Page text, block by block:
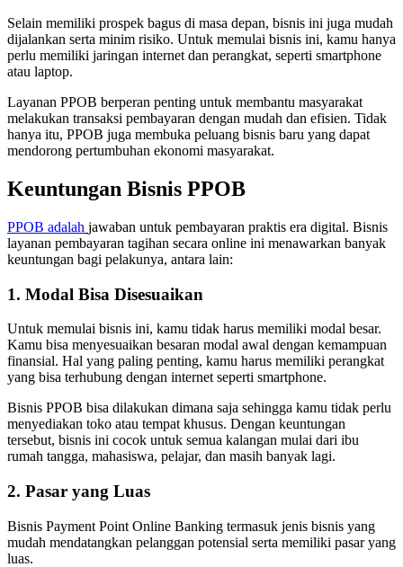
Selain memiliki prospek bagus di masa depan, bisnis ini juga mudah
dijalankan serta minim risiko. Untuk memulai bisnis ini, kamu hanya
perlu memiliki jaringan internet dan perangkat, seperti smartphone
atau laptop.
Layanan PPOB berperan penting untuk membantu masyarakat
melakukan transaksi pembayaran dengan mudah dan efisien. Tidak
hanya itu, PPOB juga membuka peluang bisnis baru yang dapat
mendorong pertumbuhan ekonomi masyarakat.
Keuntungan Bisnis PPOB
PPOB adalah jawaban untuk pembayaran praktis era digital. Bisnis
layanan pembayaran tagihan secara online ini menawarkan banyak
keuntungan bagi pelakunya, antara lain:
1. Modal Bisa Disesuaikan
Untuk memulai bisnis ini, kamu tidak harus memiliki modal besar.
Kamu bisa menyesuaikan besaran modal awal dengan kemampuan
finansial. Hal yang paling penting, kamu harus memiliki perangkat
yang bisa terhubung dengan internet seperti smartphone.
Bisnis PPOB bisa dilakukan dimana saja sehingga kamu tidak perlu
menyediakan toko atau tempat khusus. Dengan keuntungan
tersebut, bisnis ini cocok untuk semua kalangan mulai dari ibu
rumah tangga, mahasiswa, pelajar, dan masih banyak lagi.
2. Pasar yang Luas
Bisnis Payment Point Online Banking termasuk jenis bisnis yang
mudah mendatangkan pelanggan potensial serta memiliki pasar yang
luas.